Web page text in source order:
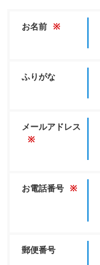
お名前 ※
ふりがな
メールアドレス
※
お電話番号 ※
郵便番号